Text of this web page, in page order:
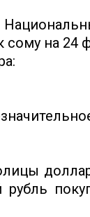
на 24
рубль